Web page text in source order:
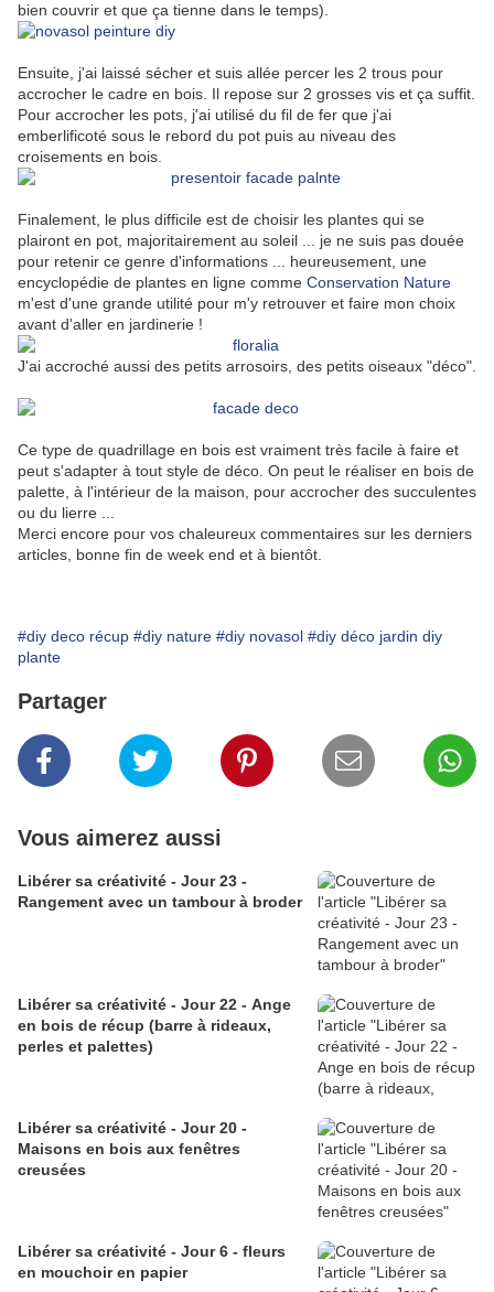
bien couvrir et que ça tienne dans le temps).
Ensuite, j'ai laissé sécher et suis allée percer les 2 trous pour
accrocher le cadre en bois. Il repose sur 2 grosses vis et ça suffit.
Pour accrocher les pots, j'ai utilisé du fil de fer que j'ai
emberlificoté sous le rebord du pot puis au niveau des
croisements en bois.
Finalement, le plus difficile est de choisir les plantes qui se
plairont en pot, majoritairement au soleil ... je ne suis pas douée
pour retenir ce genre d'informations ... heureusement, une
encyclopédie de plantes en ligne comme Conservation Nature
m'est d'une grande utilité pour m'y retrouver et faire mon choix
avant d'aller en jardinerie !
J'ai accroché aussi des petits arrosoirs, des petits oiseaux "déco".
Ce type de quadrillage en bois est vraiment très facile à faire et
peut s'adapter à tout style de déco. On peut le réaliser en bois de
palette, à l'intérieur de la maison, pour accrocher des succulentes
ou du lierre ...
Merci encore pour vos chaleureux commentaires sur les derniers
articles, bonne fin de week end et à bientôt.
#diy deco récup #diy nature #diy novasol #diy déco jardin diy
plante
Partager
Vous aimerez aussi
Libérer sa créativité - Jour 23 -
Rangement avec un tambour à broder
Libérer sa créativité - Jour 22 - Ange
en bois de récup (barre à rideaux,
perles et palettes)
Libérer sa créativité - Jour 20 -
Maisons en bois aux fenêtres
creusées
Libérer sa créativité - Jour 6 - fleurs
en mouchoir en papier